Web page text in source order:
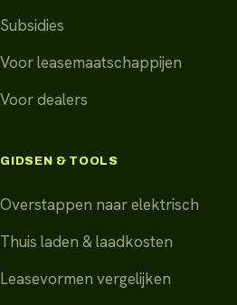
Subsidies
Voor leasemaatschappijen
Voor dealers
GIDSEN & TOOLS
Overstappen naar elektrisch
Thuis laden & laadkosten
Leasevormen vergelijken